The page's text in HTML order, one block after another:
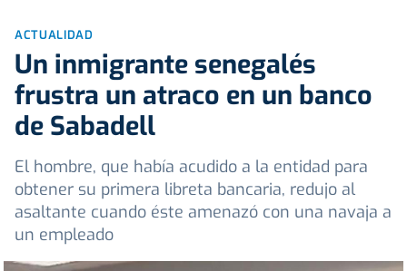
ACTUALIDAD
Un inmigrante senegalés
frustra un atraco en un banco
de Sabadell
El hombre, que había acudido a la entidad para
obtener su primera libreta bancaria, redujo al
asaltante cuando éste amenazó con una navaja a
un empleado